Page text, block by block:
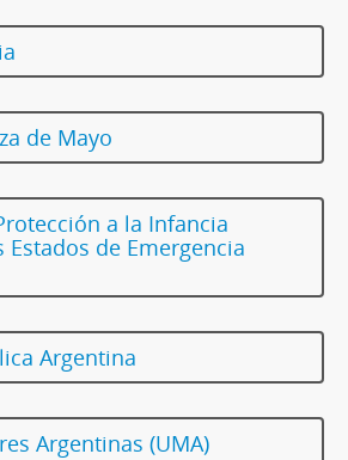
de Mayo
a la Infancia
de Emergencia
Argentina
Argentinas (UMA)